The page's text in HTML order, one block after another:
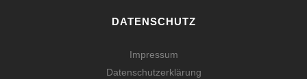
DATENSCHUTZ
Impressum
Datenschutzerklärung